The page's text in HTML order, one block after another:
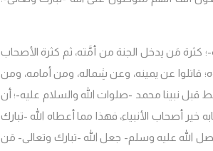
؛ كثرة مَن يدخل الجنة من أمَّته، ثم كثرة الأصحاب
قاتلوا عن يمينه، وعن شِماله، ومن أمامه، ومن
نبينا محمد -صلوات الله والسلام عليه-؛ أن
خير أصحاب الأنبياء، فهذا مما أعطاه الله -تبارك
الله عليه وسلم- جعل الله -تبارك وتعالى- مَن